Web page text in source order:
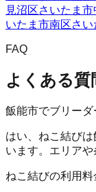
見沼区さいたま市
いたま市南区さ
FAQ
よくある質
飯能市でブリーダ
はい、ねこ結び
います。エリアや
ねこ結びの利用